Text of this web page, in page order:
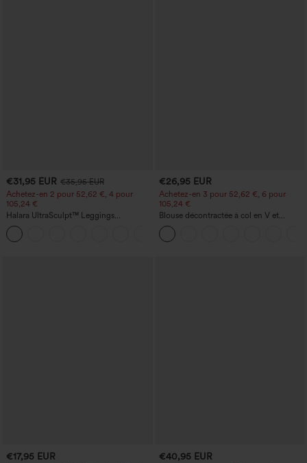
€31,95 EUR €35,95 EUR
Achetez-en 2 pour 52,62 €, 4 pour
105,24 €
Halara UltraSculpt™ Leggings
d'entraînement sculptants taille haute,
effet ventre plat, avec poche
€26,95 EUR
Achetez-en 3 pour 52,62 €, 6 pour
105,24 €
Blouse décontractée à col en V et
manches courtes bouffantes
€17,95 EUR €40,95 EUR